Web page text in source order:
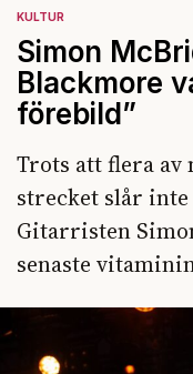
KULTUR
Simon
Blackmore
förebild”
Trots att flera av
strecket slår inte
Gitarristen
senaste